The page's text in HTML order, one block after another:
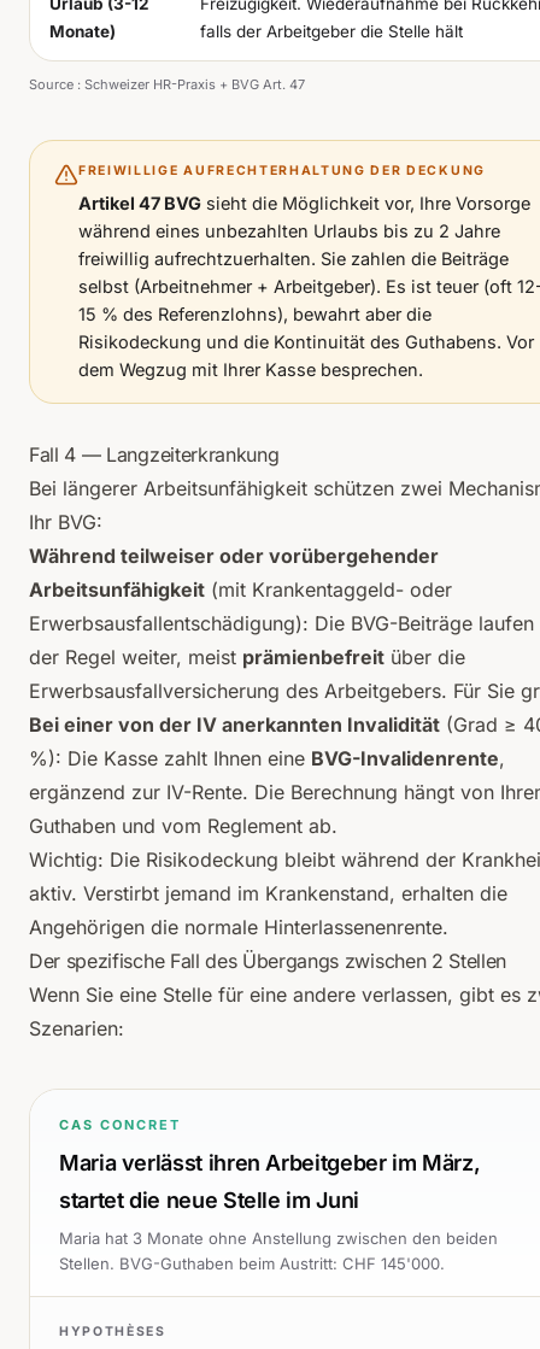
Monate)
falls der Arbeitgeber die Stelle hält
Source : Schweizer HR-Praxis + BVG Art. 47
FREIWILLIGE AUFRECHTERHALTUNG DER DECKUNG
Artikel 47 BVG sieht die Möglichkeit vor, Ihre Vorsorge
während eines unbezahlten Urlaubs bis zu 2 Jahre
freiwillig aufrechtzuerhalten. Sie zahlen die Beiträge
selbst (Arbeitnehmer + Arbeitgeber). Es ist teuer (oft
15 % des Referenzlohns), bewahrt aber die
Risikodeckung und die Kontinuität des Guthabens. Vor
dem Wegzug mit Ihrer Kasse besprechen.
Fall 4 — Langzeiterkrankung
Bei längerer Arbeitsunfähigkeit schützen zwei
Ihr BVG:
Während teilweiser oder vorübergehender
Arbeitsunfähigkeit (mit Krankentaggeld- oder
Erwerbsausfallentschädigung): Die BVG-Beiträge laufen
der Regel weiter, meist prämienbefreit über die
Erwerbsausfallversicherung des Arbeitgebers. Für Sie
Bei einer von der IV anerkannten Invalidität (Grad ≥
%): Die Kasse zahlt Ihnen eine BVG-Invalidenrente,
ergänzend zur IV-Rente. Die Berechnung hängt von
Guthaben und vom Reglement ab.
Wichtig: Die Risikodeckung bleibt während der
aktiv. Verstirbt jemand im Krankenstand, erhalten die
Angehörigen die normale Hinterlassenenrente.
Der spezifische Fall des Übergangs zwischen 2 Stellen
Wenn Sie eine Stelle für eine andere verlassen, gibt es
Szenarien:
CAS CONCRET
Maria verlässt ihren Arbeitgeber im März,
startet die neue Stelle im Juni
Maria hat 3 Monate ohne Anstellung zwischen den beiden
Stellen. BVG-Guthaben beim Austritt: CHF 145'000.
HYPOTHÈSES